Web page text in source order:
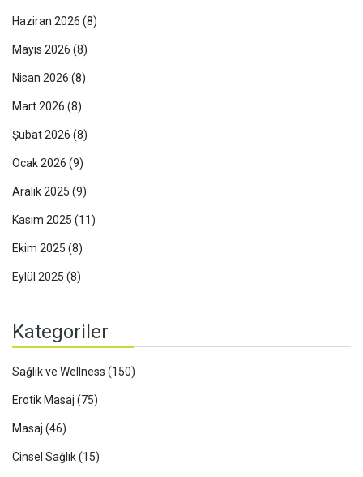
Haziran 2026 (8)
Mayıs 2026 (8)
Nisan 2026 (8)
Mart 2026 (8)
Şubat 2026 (8)
Ocak 2026 (9)
Aralık 2025 (9)
Kasım 2025 (11)
Ekim 2025 (8)
Eylül 2025 (8)
Kategoriler
Sağlık ve Wellness (150)
Erotik Masaj (75)
Masaj (46)
Cinsel Sağlık(15)